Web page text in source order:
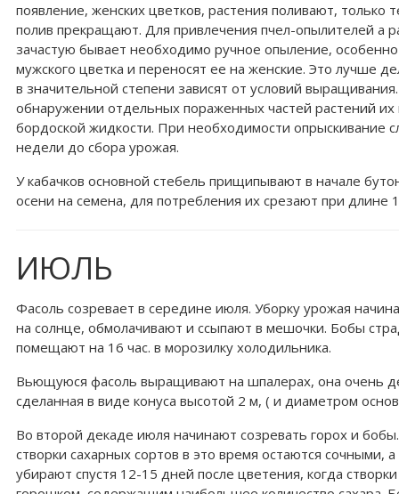
появление, женских цветков, растения поливают, только
полив прекращают. Для привлечения пчел-опылителей а
зачастую бывает необходимо ручное опыление,
мужского цветка и переносят ее на женские. Это лучше
в значительной степени зависят от условий
обнаружении отдельных пораженных частей растений
бордоской жидкости. При необходимости опрыскивание
недели до сбора урожая.
У кабачков основной стебель прищипывают в начале
осени на семена, для потребления их срезают при длине
ИЮЛЬ
Фасоль созревает в середине июля. Уборку урожая
на солнце, обмолачивают и ссыпают в мешочки. Бобы
помещают на 16 час. в морозилку холодильника.
Вьющуюся фасоль выращивают на шпалерах, она очень
сделанная в виде конуса высотой 2 м, ( и диаметром
Во второй декаде июля начинают созревать горох и
створки сахарных сортов в это время остаются
убирают спустя 12-15 дней после цветения, когда